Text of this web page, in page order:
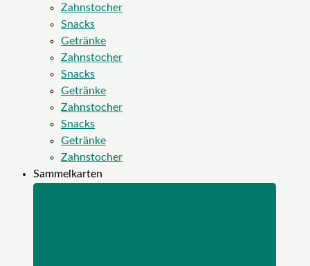
Zahnstocher
Snacks
Getränke
Zahnstocher
Snacks
Getränke
Zahnstocher
Snacks
Getränke
Zahnstocher
Sammelkarten